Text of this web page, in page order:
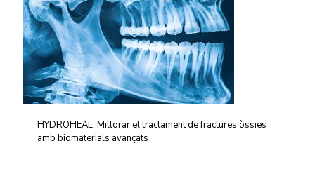
HYDROHEAL: Millorar el tractament de fractures òssies
amb biomaterials avançats